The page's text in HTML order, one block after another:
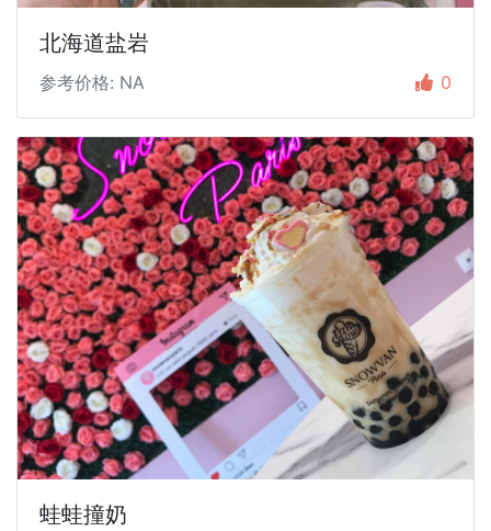
北海道盐岩
参考价格: NA 0
蛙蛙撞奶